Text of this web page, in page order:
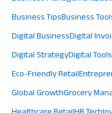
Business TipsBusiness
Digital BusinessDigital
Digital StrategyDigital Tools
Eco-Friendly Retail
Global GrowthGrocery